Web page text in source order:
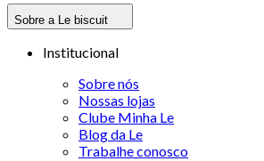
Sobre a Le biscuit
Institucional
Sobre nós
Nossas lojas
Clube Minha Le
Blog da Le
Trabalhe conosco